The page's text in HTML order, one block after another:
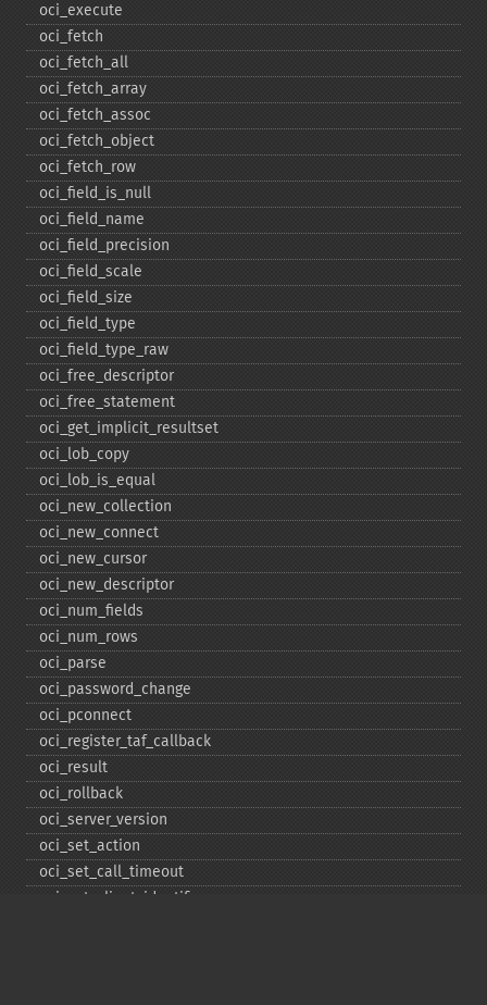
oci_​execute
oci_​fetch
oci_​fetch_​all
oci_​fetch_​array
oci_​fetch_​assoc
oci_​fetch_​object
oci_​fetch_​row
oci_​field_​is_​null
oci_​field_​name
oci_​field_​precision
oci_​field_​scale
oci_​field_​size
oci_​field_​type
oci_​field_​type_​raw
oci_​free_​descriptor
oci_​free_​statement
oci_​get_​implicit_​resultset
oci_​lob_​copy
oci_​lob_​is_​equal
oci_​new_​collection
oci_​new_​connect
oci_​new_​cursor
oci_​new_​descriptor
oci_​num_​fields
oci_​num_​rows
oci_​parse
oci_​password_​change
oci_​pconnect
oci_​register_​taf_​callback
oci_​result
oci_​rollback
oci_​server_​version
oci_​set_​action
oci_​set_​call_​timeout
oci_​set_​client_​identifier